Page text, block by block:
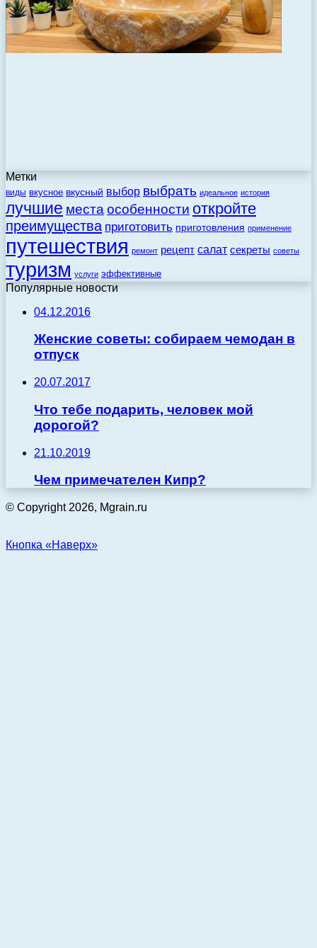
Метки
виды вкусное вкусный выбор выбрать идеальное история
лучшие места особенности откройте
преимущества приготовить приготовления применение
путешествия ремонт рецепт салат секреты советы
туризм услуги эффективные
Популярные новости
04.12.2016
Женские советы: собираем чемодан в
отпуск
20.07.2017
Что тебе подарить, человек мой
дорогой?
21.10.2019
Чем примечателен Кипр?
© Copyright 2026, Mgrain.ru
Кнопка «Наверх»